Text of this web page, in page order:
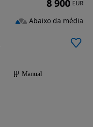
Manual
8 900 EUR
Abaixo da média